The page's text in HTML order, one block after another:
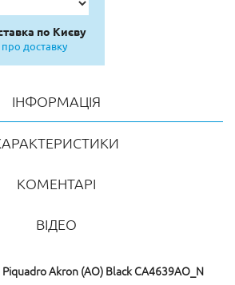
по Києву
доставку
ІНФОРМАЦІЯ
КОМЕНТАРІ
ВІДЕО
Akron (AO) Black CA4639AO_N